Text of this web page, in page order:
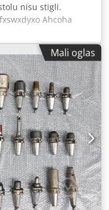
nisu stigli.
Ahcoha
Mali oglas